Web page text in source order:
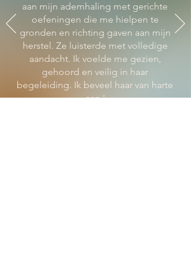
aan mijn ademhaling met gerichte
oefeningen die me hielpen te
gronden en richting gaven aan mijn
herstel. Ze luisterde met volledige
aandacht. Ik voelde me gezien,
gehoord en veilig in haar
begeleiding. Ik beveel haar van harte
aan.'